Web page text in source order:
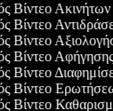
Βίντεο Ακινήτων
Βίντεο
Βίντεο
Βίντεο
Βίντεο
Βίντεο
Βίντεο